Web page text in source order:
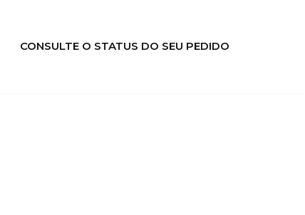
CONSULTE O STATUS DO SEU PEDIDO